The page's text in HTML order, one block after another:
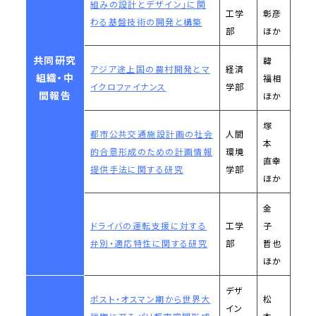
共同研究
組織・中
間報告
組みの設計とデザイン」に関
わる基盤技術の開発と構築
工学
部
彰彦
ほか
アジア途上国の農村開発とマ
イクロファイナンス
経済
学部
韓
福相
ほか
都市公共交通施設計画の社会
的合意形成のための計画情報
提供手法に関する研究
人間
環境
学部
塚
本
直幸
ほか
ドライバの運転支援に対する
弁別・適応特性に関する研究
工学
部
金
子
哲也
ほか
ポスト・オスマン期から世界大
デザ
イン
松